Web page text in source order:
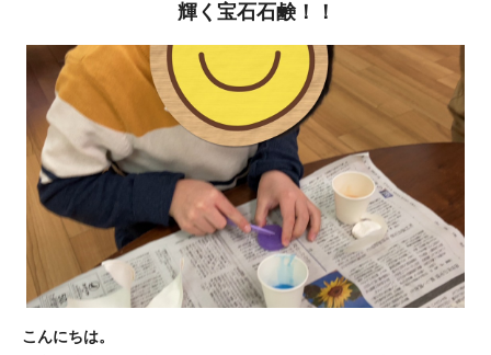
輝く宝石石鹸！！
こんにちは。